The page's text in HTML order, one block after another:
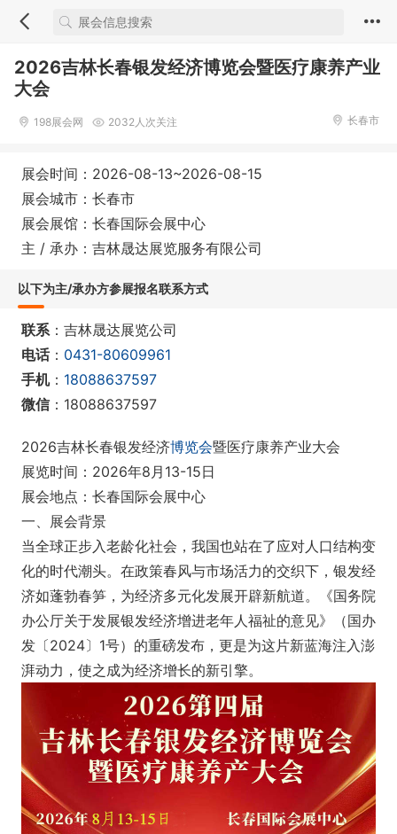
2026吉林长春银发经济博览会暨医疗康养产业
大会
198展会网 2032人次关注 长春市
展会时间：2026-08-13~2026-08-15
展会城市：长春市
展会展馆：长春国际会展中心
主 / 承办：吉林晟达展览服务有限公司
以下为主/承办方参展报名联系方式
联系：吉林晟达展览公司
电话： 0431-80609961
手机： 18088637597
微信：18088637597
2026吉林长春银发经济博览会暨医疗康养产业大会
展览时间：2026年8月13-15日
展会地点：长春国际会展中心
一、展会背景
当全球正步入老龄化社会，我国也站在了应对人口结构变
化的时代潮头。在政策春风与市场活力的交织下，银发经
济如蓬勃春笋，为经济多元化发展开辟新航道。《国务院
办公厅关于发展银发经济增进老年人福祉的意见》（国办
发〔2024〕1号）的重磅发布，更是为这片新蓝海注入澎
湃动力，使之成为经济增长的新引擎。